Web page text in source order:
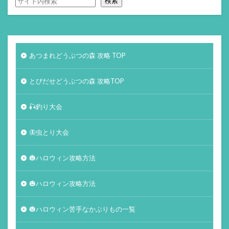
あつまれどうぶつの森 攻略 TOP
とびだせどうぶつの森 攻略TOP
🎣釣り大会
🦋虫とり大会
🎃ハロウィン攻略方法
🎃ハロウィン攻略方法
🎃ハロウィン苦手なかぶりもの一覧